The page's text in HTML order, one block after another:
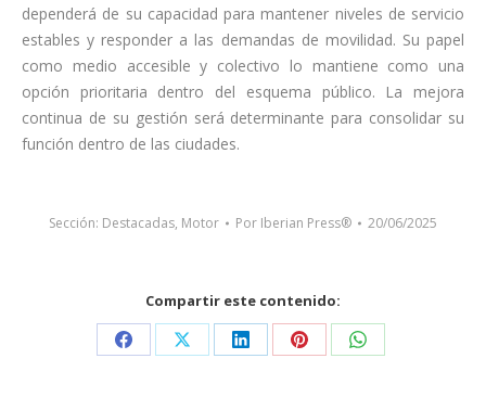
dependerá de su capacidad para mantener niveles de servicio
estables y responder a las demandas de movilidad. Su papel
como medio accesible y colectivo lo mantiene como una
opción prioritaria dentro del esquema público. La mejora
continua de su gestión será determinante para consolidar su
función dentro de las ciudades.
Sección: Destacadas, Motor Por Iberian Press® 20/06/2025
Compartir este contenido:
Share Share Share Share Share